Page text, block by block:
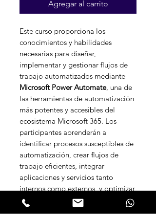
oferta
Agregar al carrito
Este curso proporciona los
conocimientos y habilidades
necesarias para diseñar,
implementar y gestionar flujos de
trabajo automatizados mediante
Microsoft Power Automate, una de
las herramientas de automatización
más potentes y accesibles del
ecosistema Microsoft 365. Los
participantes aprenderán a
identificar procesos susceptibles de
automatización, crear flujos de
trabajo eficientes, integrar
aplicaciones y servicios tanto
internos como externos, y optimizar
tareas repetitivas para incrementar